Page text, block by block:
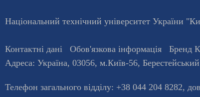
Національний технічний університет України
Контактні дані Обов'язкова інформація Бренд
Адреса: Україна, 03056, м.Київ-56,
Телефон загального відділу: +38 044 204 8282,